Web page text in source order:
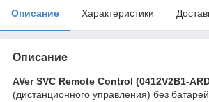
Описание Характеристики
Описание
AVer SVC Remote Control (0412V2B1-
(дистанционного управления) без